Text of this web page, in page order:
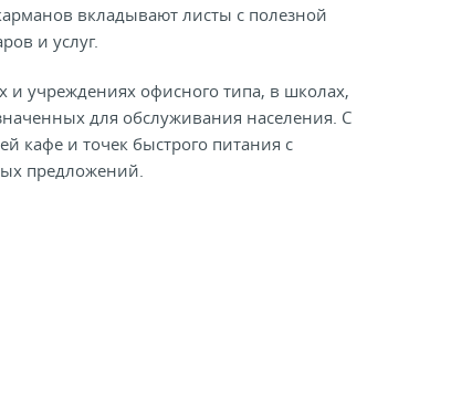
вкладывают листы с полезной
и услуг.
учреждениях офисного типа, в школах,
для обслуживания населения. С
кафе и точек быстрого питания с
предложений.